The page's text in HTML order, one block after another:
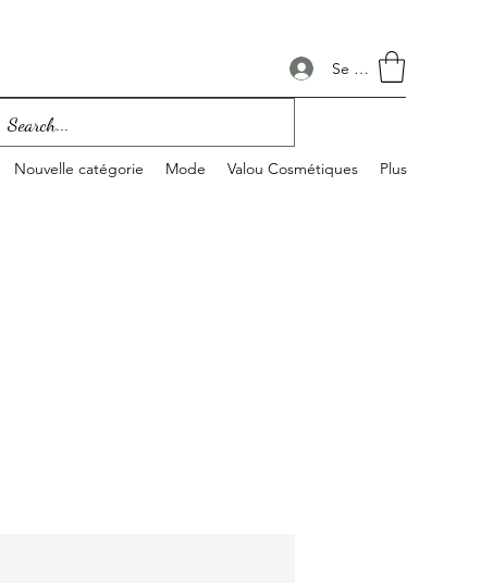
Se connecter
Nouvelle catégorie Mode Valou Cosmétiques Plus